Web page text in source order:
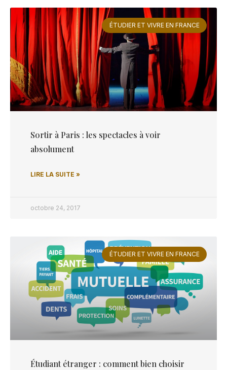
ÉTUDIER ET VIVRE EN FRANCE
Sortir à Paris : les spectacles à voir
absolument
LIRE LA SUITE »
octobre 24, 2017
ÉTUDIER ET VIVRE EN FRANCE
Étudiant étranger : comment bien choisir